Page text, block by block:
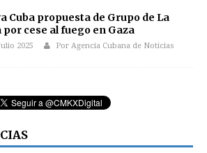
Cuba propuesta de Grupo de La
por cese al fuego en Gaza
2025
Por Agencia Cubana de Noticias